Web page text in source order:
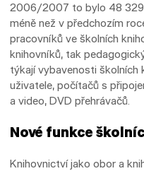
2006/2007 to bylo 48 329
méně než v předchozím
pracovníků ve školních
knihovníků, tak
týkají vybavenosti školních
uživatele, počítačů s
a video, DVD přehrávačů.
Nové funkce
Knihovnictví jako obor a